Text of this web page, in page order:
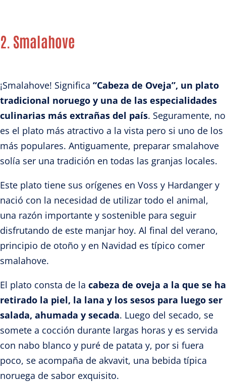
2. Smalahove
¡Smalahove! Significa “Cabeza de Oveja”, un plato
tradicional noruego y una de las especialidades
culinarias más extrañas del país. Seguramente, no
es el plato más atractivo a la vista pero si uno de los
más populares. Antiguamente, preparar smalahove
solía ser una tradición en todas las granjas locales.
Este plato tiene sus orígenes en Voss y Hardanger y
nació con la necesidad de utilizar todo el animal,
una razón importante y sostenible para seguir
disfrutando de este manjar hoy. Al final del verano,
principio de otoño y en Navidad es típico comer
smalahove.
El plato consta de la cabeza de oveja a la que se ha
retirado la piel, la lana y los sesos para luego ser
salada, ahumada y secada. Luego del secado, se
somete a cocción durante largas horas y es servida
con nabo blanco y puré de patata y, por si fuera
poco, se acompaña de akvavit, una bebida típica
noruega de sabor exquisito.